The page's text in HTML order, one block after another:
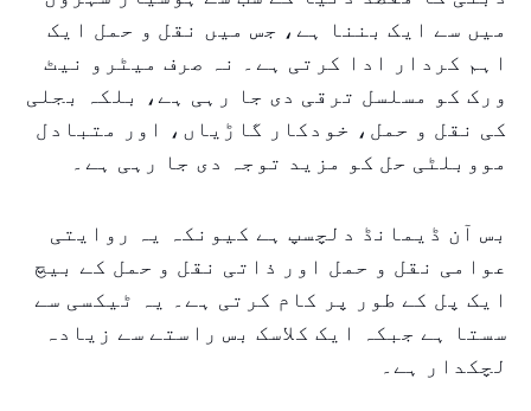
میں سے ایک بننا ہے، جس میں نقل و حمل ایک
اہم کردار ادا کرتی ہے۔ نہ صرف میٹرو نیٹ
ورک کو مسلسل ترقی دی جا رہی ہے، بلکہ بجلی
کی نقل و حمل، خودکار گاڑیاں، اور متبادل
مووبلٹی حل کو مزید توجہ دی جا رہی ہے۔
بس آن ڈیمانڈ دلچسپ ہے کیونکہ یہ روایتی
عوامی نقل و حمل اور ذاتی نقل و حمل کے بیچ
ایک پل کے طور پر کام کرتی ہے۔ یہ ٹیکسی سے
سستا ہے جبکہ ایک کلاسک بس راستے سے زیادہ
لچکدار ہے۔